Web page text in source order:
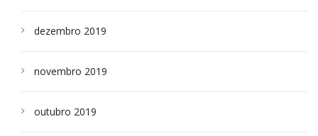
dezembro 2019
novembro 2019
outubro 2019